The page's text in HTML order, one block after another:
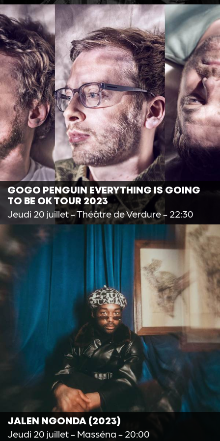
GOGO PENGUIN EVERYTHING IS GOING
TO BE OK TOUR 2023
Jeudi 20 juillet- Théâtre de Verdure - 22:30
JALEN NGONDA (2023)
Jeudi 20 juillet- Masséna - 20:00